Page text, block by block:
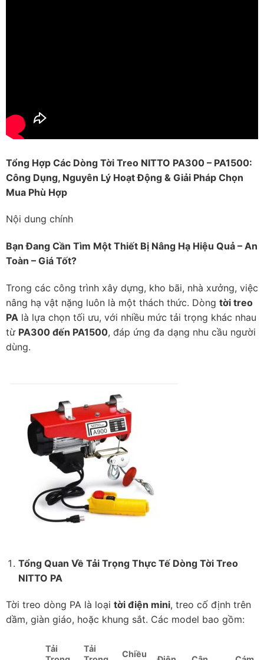
Tổng Hợp Các Dòng Tời Treo NITTO PA300 – PA1500:
Công Dụng, Nguyên Lý Hoạt Động & Giải Pháp Chọn
Mua Phù Hợp
Nội dung chính
Bạn Đang Cần Tìm Một Thiết Bị Nâng Hạ Hiệu Quả – An
Toàn – Giá Tốt?
Trong các công trình xây dựng, kho bãi, nhà xưởng, việc
nâng hạ vật nặng luôn là một thách thức. Dòng tời treo
PA là lựa chọn tối ưu, với nhiều mức tải trọng khác nhau
từ PA300 đến PA1500, đáp ứng đa dạng nhu cầu người
dùng.
Tổng Quan Về Tải Trọng Thực Tế Dòng Tời Treo
NITTO PA
Tời treo dòng PA là loại tời điện mini, treo cố định trên
dầm, giàn giáo, hoặc khung sắt. Các model bao gồm:
Tải
Tải
Chiều